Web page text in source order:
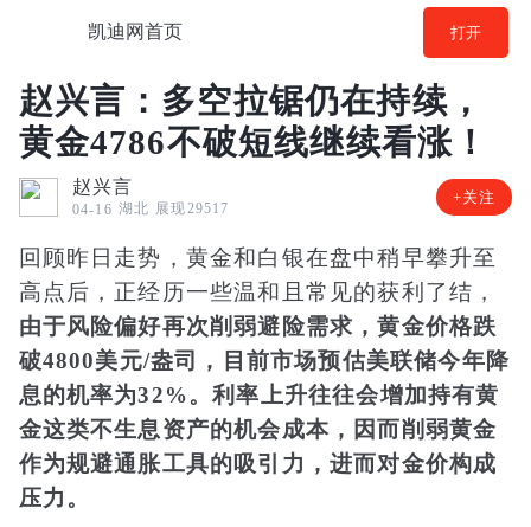
凯迪网首页 打开
赵兴言：多空拉锯仍在持续，
黄金4786不破短线继续看涨！
赵兴言
04-16 湖北 展现29517
+关注
回顾昨日走势，黄金和白银在盘中稍早攀升至
高点后，正经历一些温和且常见的获利了结，
由于风险偏好再次削弱避险需求，黄金价格跌
破4800美元/盎司，目前市场预估美联储今年降
息的机率为32%。利率上升往往会增加持有黄
金这类不生息资产的机会成本，因而削弱黄金
作为规避通胀工具的吸引力，进而对金价构成
压力。